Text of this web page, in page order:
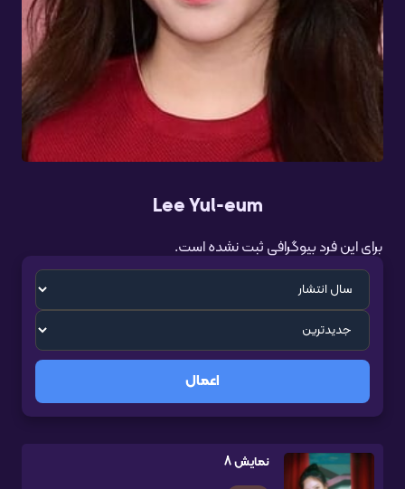
Lee Yul-eum
برای این فرد بیوگرافی ثبت نشده است.
اعمال
نمایش 8